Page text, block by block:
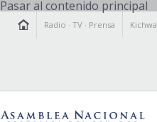
Pasar al contenido principal
Radio ·TV · Prensa Kichwa